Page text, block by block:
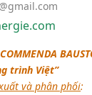
trình Việt”
và phân phối: